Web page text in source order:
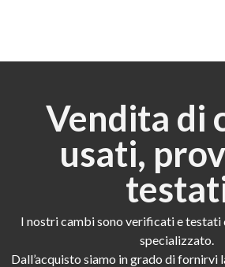
Vendita di
usati,
I nostri cambi sono verificati e testati
specializzato.
Dall’acquisto siamo in grado di fornirvi